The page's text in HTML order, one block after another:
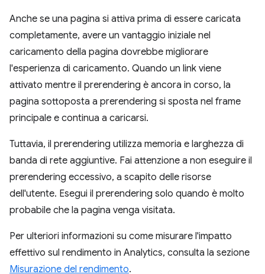
Anche se una pagina si attiva prima di essere caricata
completamente, avere un vantaggio iniziale nel
caricamento della pagina dovrebbe migliorare
l'esperienza di caricamento. Quando un link viene
attivato mentre il prerendering è ancora in corso, la
pagina sottoposta a prerendering si sposta nel frame
principale e continua a caricarsi.
Tuttavia, il prerendering utilizza memoria e larghezza di
banda di rete aggiuntive. Fai attenzione a non eseguire il
prerendering eccessivo, a scapito delle risorse
dell'utente. Esegui il prerendering solo quando è molto
probabile che la pagina venga visitata.
Per ulteriori informazioni su come misurare l'impatto
effettivo sul rendimento in Analytics, consulta la sezione
Misurazione del rendimento.